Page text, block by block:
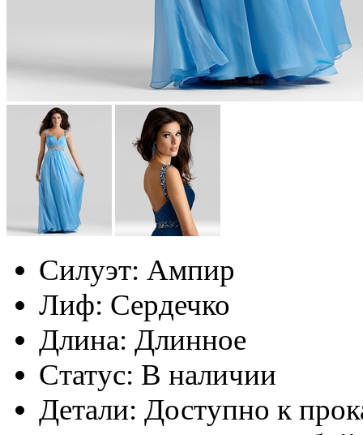
Силуэт: Ампир
Лиф: Сердечко
Длина: Длинное
Статус: В наличии
Детали: Доступно к